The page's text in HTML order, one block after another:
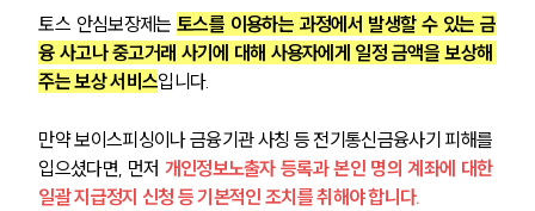
토스 안심보장제는 토스를 이용하는 과정에서 발생할 수 있는 금
융 사고나 중고거래 사기에 대해 사용자에게 일정 금액을 보상해
주는 보상 서비스입니다.
만약 보이스피싱이나 금융기관 사칭 등 전기통신금융사기 피해를
입으셨다면, 먼저 개인정보노출자 등록과 본인 명의 계좌에 대한
일괄 지급정지 신청 등 기본적인 조치를 취해야 합니다.